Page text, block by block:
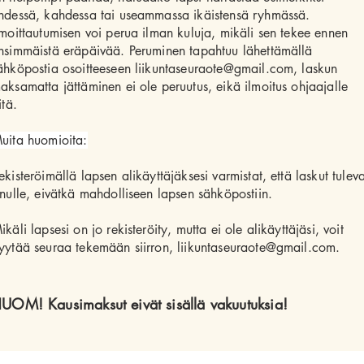
kahdessa tai useammassa ikäistensä ryhmässä.
voi perua ilman kuluja, mikäli sen tekee ennen
eräpäivää. Peruminen tapahtuu lähettämällä
osoitteeseen liikuntaseuraote@gmail.com, laskun
jättäminen ei ole peruutus, eikä ilmoitus ohjaajalle
huomioita:
lapsen alikäyttäjäksesi varmistat, että laskut
eivätkä mahdolliseen lapsen sähköpostiin.
lapsesi on jo rekisteröity, mutta ei ole alikäyttäjäsi, voit
seuraa tekemään siirron, liikuntaseuraote@gmail.com.
Kausimaksut eivät sisällä vakuutuksia!